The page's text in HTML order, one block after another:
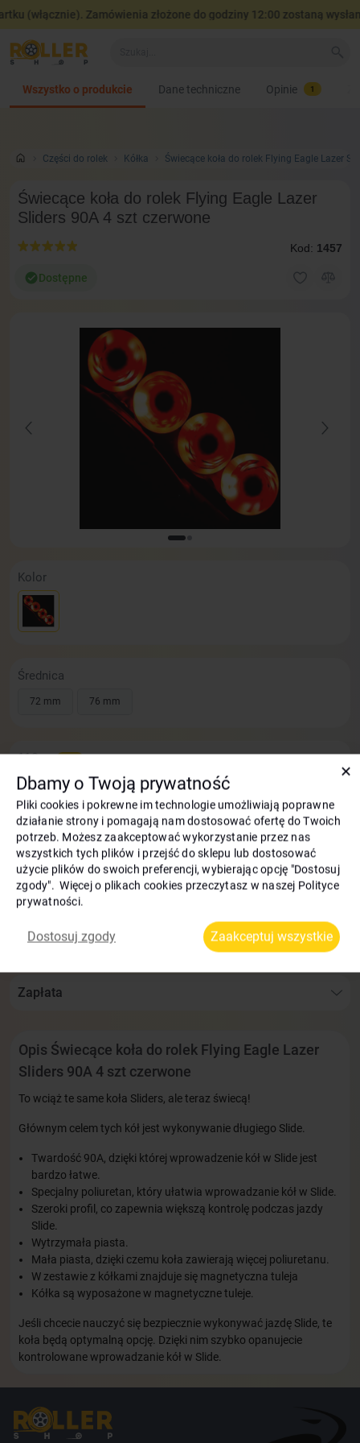
(włącznie). Zamówienia złożone do godziny 12:00 zostaną
Сzęści do rolek Kółka Świecące koła do rolek Flying Eagle Lazer
Wszystko o produkcie Dane techniczne Opinie 1
Świecące koła do rolek Flying Eagle Lazer
Sliders 90A 4 szt czerwone
Dostępne
Kod: 1457
Kolor
Średnica
72 mm 76 mm
110zł
70zł
Najniższa cena z 30 dni: 70
Bonusy:
Dostawa i odbiór:
Wymiana i zwrot towaru w ciągu 14 dni
Zapłata
Opis Świecące koła do rolek Flying Eagle Lazer
Sliders 90A 4 szt czerwone
To wciąż te same koła Sliders, ale teraz świecą!
Głównym celem tych kół jest wykonywanie długiego Slide.
Twardość 90A, dzięki której wprowadzenie kół w Slide jest
bardzo łatwe.
Specjalny poliuretan, który ułatwia wprowadzanie kół w Slide.
Szeroki profil, co zapewnia większą kontrolę podczas jazdy
Slide.
Wytrzymała piasta.
Mała piasta, dzięki czemu koła zawierają więcej poliuretanu.
W zestawie z kółkami znajduje się magnetyczna tuleja
Kółka są wyposażone w magnetyczne tuleje.
Jeśli chcecie nauczyć się bezpiecznie wykonywać jazdę Slide, te
koła będą optymalną opcję. Dzięki nim szybko opanujecie
kontrolowane wprowadzanie kół w Slide.
✕
Dbamy o Twoją prywatność
Pliki cookies i pokrewne im technologie umożliwiają poprawne
działanie strony i pomagają nam dostosować ofertę do Twoich
potrzeb. Możesz zaakceptować wykorzystanie przez nas
wszystkich tych plików i przejść do sklepu lub dostosować
użycie plików do swoich preferencji, wybierając opcję "Dostosuj
zgody". Więcej o plikach cookies przeczytasz w naszej Polityce
prywatności.
Dostosuj zgody Zaakceptuj wszystkie